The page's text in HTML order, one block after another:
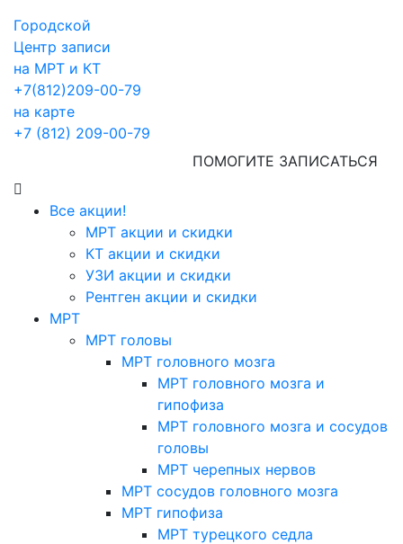
Городской
Центр записи
на МРТ и КТ
+7(812)209-00-79
на карте
+7 (812) 209-00-79
ПОМОГИТЕ ЗАПИСАТЬСЯ
Все акции!
МРТ акции и скидки
КТ акции и скидки
УЗИ акции и скидки
Рентген акции и скидки
МРТ
МРТ головы
МРТ головного мозга
МРТ головного мозга и
гипофиза
МРТ головного мозга и сосудов
головы
МРТ черепных нервов
МРТ сосудов головного мозга
МРТ гипофиза
МРТ турецкого седла